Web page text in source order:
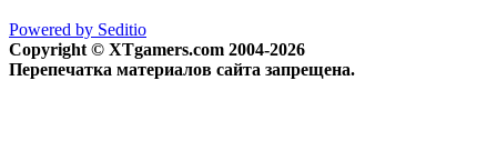
Powered by Seditio
Copyright © XTgamers.com 2004-2026
Перепечатка материалов сайта запрещена.